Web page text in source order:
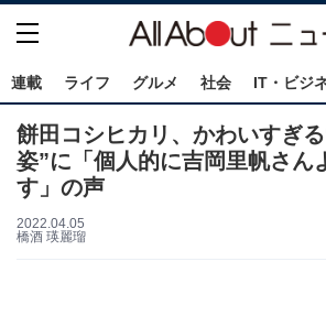
連載 ライフ グルメ 社会 IT・ビジ
餅田コシヒカリ、かわいすぎ
姿”に「個人的に吉岡里帆さん
す」の声
2022.04.05
橋酒 瑛麗瑠